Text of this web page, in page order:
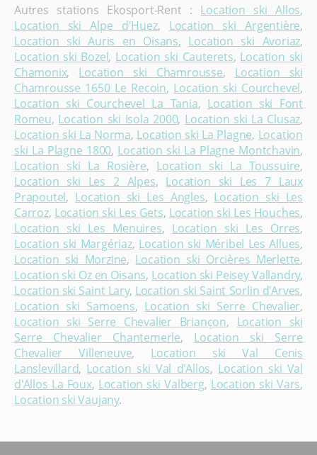
Autres stations Ekosport-Rent : Location ski Allos,
Location ski Alpe d'Huez, Location ski Argentière,
Location ski Auris en Oisans, Location ski Avoriaz,
Location ski Bozel, Location ski Cauterets, Location ski
Chamonix, Location ski Chamrousse, Location ski
Chamrousse 1650 Le Recoin, Location ski Courchevel,
Location ski Courchevel La Tania, Location ski Font
Romeu, Location ski Isola 2000, Location ski La Clusaz,
Location ski La Norma, Location ski La Plagne, Location
ski La Plagne 1800, Location ski La Plagne Montchavin,
Location ski La Rosière, Location ski La Toussuire,
Location ski Les 2 Alpes, Location ski Les 7 Laux
Prapoutel, Location ski Les Angles, Location ski Les
Carroz, Location ski Les Gets, Location ski Les Houches,
Location ski Les Menuires, Location ski Les Orres,
Location ski Margériaz, Location ski Méribel Les Allues,
Location ski Morzine, Location ski Orcières Merlette,
Location ski Oz en Oisans, Location ski Peisey Vallandry,
Location ski Saint Lary, Location ski Saint Sorlin d'Arves,
Location ski Samoens, Location ski Serre Chevalier,
Location ski Serre Chevalier Briançon, Location ski
Serre Chevalier Chantemerle, Location ski Serre
Chevalier Villeneuve, Location ski Val Cenis
Lanslevillard, Location ski Val d'Allos, Location ski Val
d'Allos La Foux, Location ski Valberg, Location ski Vars,
Location ski Vaujany.